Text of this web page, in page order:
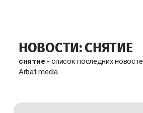
НОВОСТИ: СНЯТИЕ
снятие - список последних
Arbat media